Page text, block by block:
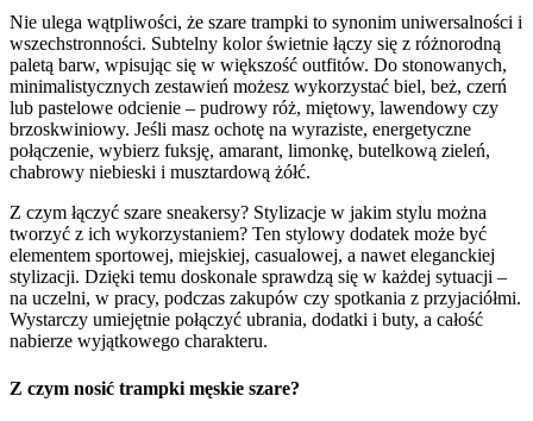
Nie ulega wątpliwości, że szare trampki to synonim uniwersalności i
wszechstronności. Subtelny kolor świetnie łączy się z różnorodną
paletą barw, wpisując się w większość outfitów. Do stonowanych,
minimalistycznych zestawień możesz wykorzystać biel, beż, czerń
lub pastelowe odcienie – pudrowy róż, miętowy, lawendowy czy
brzoskwiniowy. Jeśli masz ochotę na wyraziste, energetyczne
połączenie, wybierz fuksję, amarant, limonkę, butelkową zieleń,
chabrowy niebieski i musztardową żółć.
Z czym łączyć szare sneakersy? Stylizacje w jakim stylu można
tworzyć z ich wykorzystaniem? Ten stylowy dodatek może być
elementem sportowej, miejskiej, casualowej, a nawet eleganckiej
stylizacji. Dzięki temu doskonale sprawdzą się w każdej sytuacji –
na uczelni, w pracy, podczas zakupów czy spotkania z przyjaciółmi.
Wystarczy umiejętnie połączyć ubrania, dodatki i buty, a całość
nabierze wyjątkowego charakteru.
Z czym nosić trampki męskie szare?